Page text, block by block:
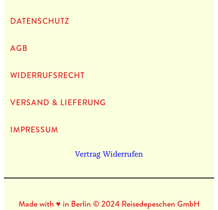
DATEN­SCHUTZ
AGB
WIDERRUFSRECHT
VERSAND & LIEFERUNG
IMPRES­SUM
Vertrag Widerrufen
Made with ♥ in Berlin © 2024 Reisedepeschen GmbH